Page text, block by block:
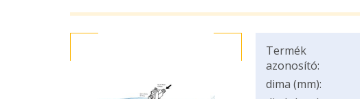
Termék
azonosító:
dima (mm):